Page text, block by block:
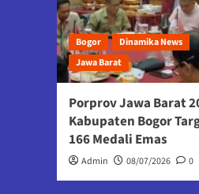
Bogor
Dinamika News
Jawa Barat
Porprov Jawa Barat
Kabupaten Bogor
166 Medali Emas
Admin 08/07/2026 0